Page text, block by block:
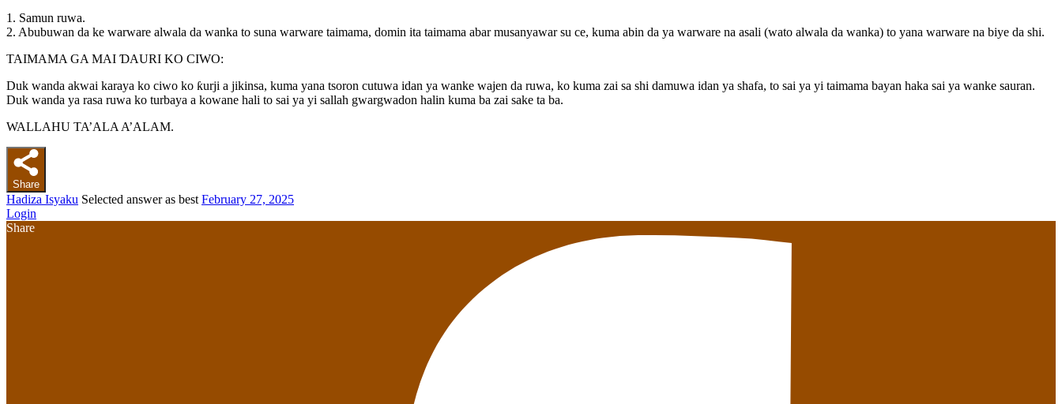
1. Samun ruwa.
2. Abubuwan da ke warware alwala da wanka to suna warware taimama, domin ita taimama abar musanyawar su ce, kuma abin da ya warware na asali (wato alwala da wanka) to yana warware na biye da shi.
TAIMAMA GA MAI ƊAURI KO CIWO:
Duk wanda akwai karaya ko ciwo ko ƙurji a jikinsa, kuma yana tsoron cutuwa idan ya wanke wajen da ruwa, ko kuma zai sa shi damuwa idan ya shafa, to sai ya yi taimama bayan haka sai ya wanke sauran.
Duk wanda ya rasa ruwa ko turbaya a kowane hali to sai ya yi sallah gwargwadon halin kuma ba zai sake ta ba.
WALLAHU TA’ALA A’ALAM.
Share
Hadiza Isyaku Selected answer as best February 27, 2025
Login
Share